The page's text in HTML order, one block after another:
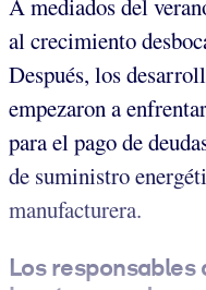
A mediados del
al crecimiento
Después, los
empezaron a
para el pago de
de suministro
manufacturera.
Los